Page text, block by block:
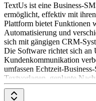
TextUs ist eine Business-
ermöglicht, effektiv mit
Plattform bietet Funktionen
Automatisierung und
sich mit gängigen CRM-
Die Software richtet sich an
Kundenkommunikation
umfassen Echtzeit-
Textvorlagen, geplante
können gemeinsame
effektiv zusammenzuarbeiten.